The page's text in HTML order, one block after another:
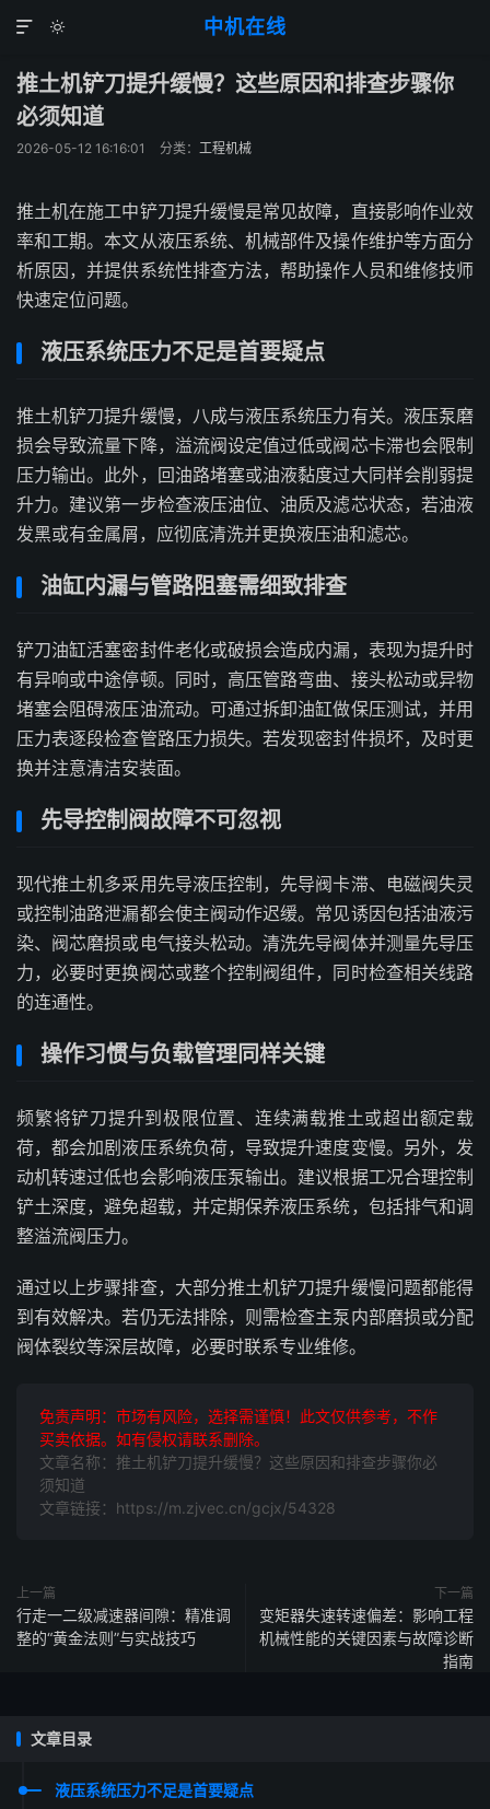
中机在线


推土机铲刀提升缓慢？这些原因和排查步骤你
必须知道
2026-05-12 16:16:01 分类： 工程机械
推土机在施工中铲刀提升缓慢是常见故障，直接影响作业效
率和工期。本文从液压系统、机械部件及操作维护等方面分
析原因，并提供系统性排查方法，帮助操作人员和维修技师
快速定位问题。
液压系统压力不足是首要疑点
推土机铲刀提升缓慢，八成与液压系统压力有关。液压泵磨
损会导致流量下降，溢流阀设定值过低或阀芯卡滞也会限制
压力输出。此外，回油路堵塞或油液黏度过大同样会削弱提
升力。建议第一步检查液压油位、油质及滤芯状态，若油液
发黑或有金属屑，应彻底清洗并更换液压油和滤芯。
油缸内漏与管路阻塞需细致排查
铲刀油缸活塞密封件老化或破损会造成内漏，表现为提升时
有异响或中途停顿。同时，高压管路弯曲、接头松动或异物
堵塞会阻碍液压油流动。可通过拆卸油缸做保压测试，并用
压力表逐段检查管路压力损失。若发现密封件损坏，及时更
换并注意清洁安装面。
先导控制阀故障不可忽视
现代推土机多采用先导液压控制，先导阀卡滞、电磁阀失灵
或控制油路泄漏都会使主阀动作迟缓。常见诱因包括油液污
染、阀芯磨损或电气接头松动。清洗先导阀体并测量先导压
力，必要时更换阀芯或整个控制阀组件，同时检查相关线路
的连通性。
操作习惯与负载管理同样关键
频繁将铲刀提升到极限位置、连续满载推土或超出额定载
荷，都会加剧液压系统负荷，导致提升速度变慢。另外，发
动机转速过低也会影响液压泵输出。建议根据工况合理控制
铲土深度，避免超载，并定期保养液压系统，包括排气和调
整溢流阀压力。
通过以上步骤排查，大部分推土机铲刀提升缓慢问题都能得
到有效解决。若仍无法排除，则需检查主泵内部磨损或分配
阀体裂纹等深层故障，必要时联系专业维修。
免责声明：市场有风险，选择需谨慎！此文仅供参考，不作
买卖依据。如有侵权请联系删除。
文章名称：推土机铲刀提升缓慢？这些原因和排查步骤你必
须知道
文章链接：https://m.zjvec.cn/gcjx/54328
上一篇
行走一二级减速器间隙：精准调
整的“黄金法则”与实战技巧
下一篇
变矩器失速转速偏差：影响工程
机械性能的关键因素与故障诊断
指南
文章目录
液压系统压力不足是首要疑点